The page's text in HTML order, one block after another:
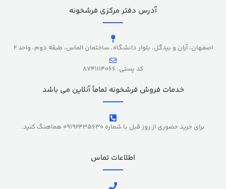
آدرس دفتر مرکزی فرشخونه
اصفهان، آران و بیدگل، بلوار دانشگاه، ساختمان الماس، طبقه دوم، واحد 2
کد پستی: 8741114066
خدمات فروش فرشخونه تماماً آنلاین می باشد
برای خرید حضوری از روز قبل با شماره 09192435630 هماهنگ کنید.
اطلاعات تماس